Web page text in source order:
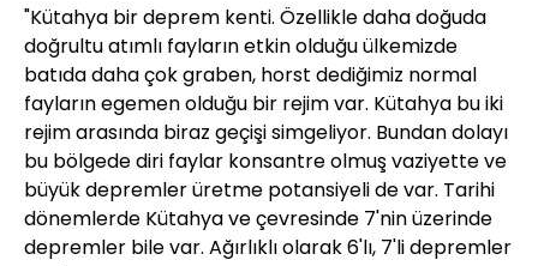
"Kütahya bir deprem kenti. Özellikle daha doğuda
doğrultu atımlı fayların etkin olduğu ülkemizde
batıda daha çok graben, horst dediğimiz normal
fayların egemen olduğu bir rejim var. Kütahya bu iki
rejim arasında biraz geçişi simgeliyor. Bundan dolayı
bu bölgede diri faylar konsantre olmuş vaziyette ve
büyük depremler üretme potansiyeli de var. Tarihi
dönemlerde Kütahya ve çevresinde 7'nin üzerinde
depremler bile var. Ağırlıklı olarak 6'lı, 7'li depremler